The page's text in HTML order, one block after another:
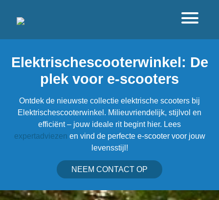
Elektrischescooterwinkel: De
plek voor e-scooters
Ontdek de nieuwste collectie elektrische scooters bij
Elektrischescooterwinkel. Milieuvriendelijk, stijlvol en
efficiënt – jouw ideale rit begint hier. Lees
expertadviezen en vind de perfecte e-scooter voor jouw
levensstijl!
NEEM CONTACT OP